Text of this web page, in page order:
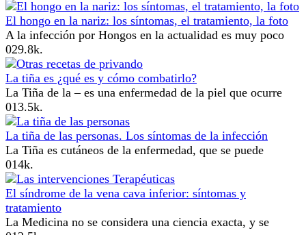
El hongo en la nariz: los síntomas, el tratamiento, la foto
A la infección por Hongos en la actualidad es muy poco
029.8k.
La tiña es ¿qué es y cómo combatirlo?
La Tiña de la – es una enfermedad de la piel que ocurre
013.5k.
La tiña de las personas. Los síntomas de la infección
La Tiña es cutáneos de la enfermedad, que se puede
014k.
El síndrome de la vena cava inferior: síntomas y
tratamiento
La Medicina no se considera una ciencia exacta, y se